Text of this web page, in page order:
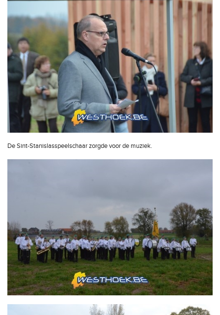
De Sint-Stanislasspeelschaar zorgde voor de muziek.